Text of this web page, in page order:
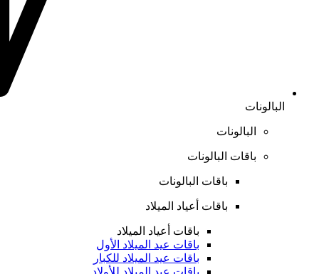
البالونات
البالونات
باقات البالونات
باقات البالونات
باقات أعياد الميلاد
باقات أعياد الميلاد
باقات عيد الميلاد الأول
باقات عيد الميلاد للكبار
باقات عيد الميلاد للأولاد